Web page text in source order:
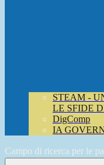
STEAM -
LE SFIDE
DigComp
IA
Campo di ricerca per le